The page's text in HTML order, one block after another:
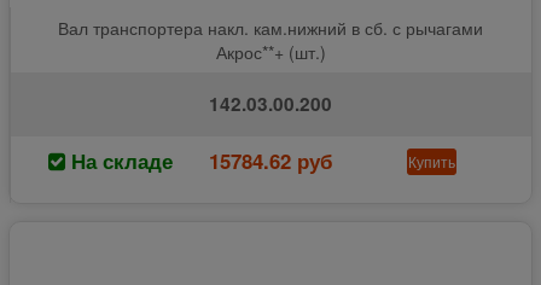
Вал транспортера накл. кам.нижний в сб. с рычагами
Акрос**+ (шт.)
142.03.00.200
На складе 15784.62 руб Купить